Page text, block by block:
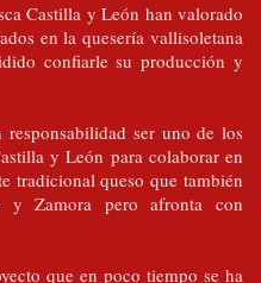
Castilla y León han valorado
en la quesería vallisoletana
confiarle su producción y
ser uno de los
y León para colaborar en
tradicional queso que también
y Zamora pero afronta con
que en poco tiempo se ha